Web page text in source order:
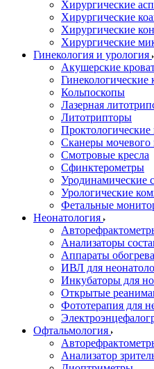
Хирургические
Хирургические
Хирургические
Хирургические
Гинекология и урология
Акушерские
Кольпоскопы
Лазерная
Литотрипторы
Сканеры мочевого
Смотровые кресла
Сфинктерометры
Уродинамические
Урологические
Фетальные
Неонатология
Анализаторы
Аппараты
ИВЛ для
Инкубаторы для
Открытые
Фототерапия для
Офтальмология
Анализатор